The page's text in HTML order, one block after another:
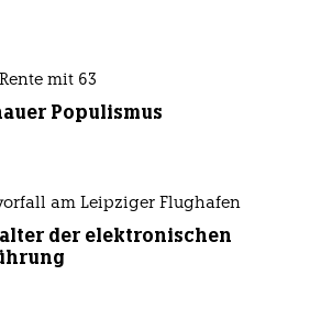
mit 63
Populismus
am Leipziger Flughafen
der elektronischen